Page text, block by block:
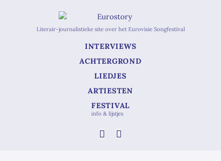
Literair-journalistieke site over het Eurovisie Songfestival
INTERVIEWS
ACHTERGROND
LIEDJES
ARTIESTEN
FESTIVAL
info & lijstjes